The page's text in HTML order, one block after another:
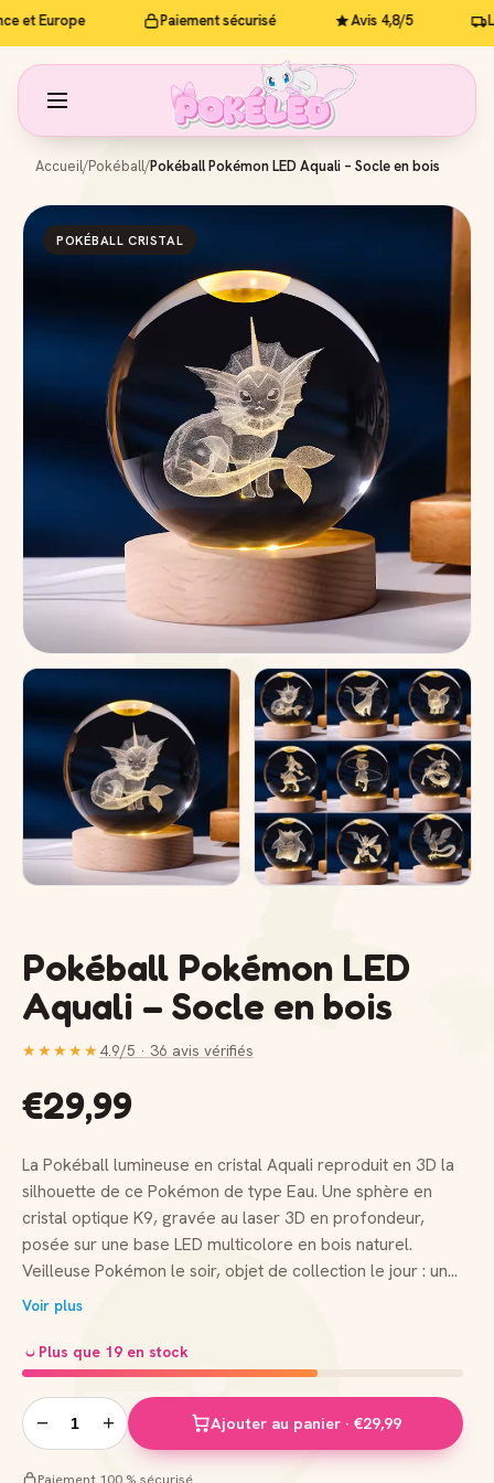
Europe Paiement sécurisé Avis 4,8/5
Accueil/Pokéball/Pokéball Pokémon LED Aquali – Socle en bois
POKÉBALL CRISTAL
Pokéball Pokémon LED
Aquali – Socle en bois
★★★★★4.9/5 · 36 avis vérifiés
€29,99
La Pokéball lumineuse en cristal Aquali reproduit en 3D la
silhouette de ce Pokémon de type Eau. Une sphère en
cristal optique K9, gravée au laser 3D en profondeur,
posée sur une base LED multicolore en bois naturel.
Veilleuse Pokémon le soir, objet de collection le jour : un
double usage qui mêle déco et utilité. Pokéball lumineuse
l'évolution Eau d'Évoli, au corps adapté à la vie aquatique.
Cette Pokéball en cristal 3D reprend ses traits
caractéristiques (pelage bleu, collerette et nageoires
fines), gravés directement dans le cristal massif. Sur une
étagère, un bureau ou une table de chevet, elle se
Voir plus
Plus que 19 en stock
− + Ajouter au panier · €29,99
Paiement 100 % sécurisé